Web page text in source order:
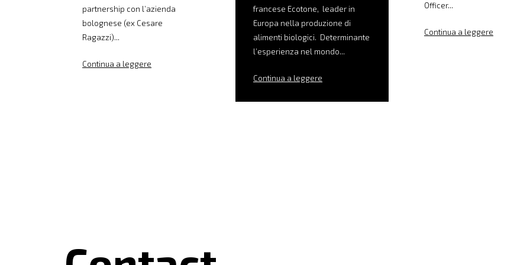
partnership con l’azienda
bolognese (ex Cesare
Ragazzi)...
Continua a leggere
francese Ecotone, leader in
Europa nella produzione di
alimenti biologici. Determinante
l’esperienza nel mondo...
Continua a leggere
Officer...
Continua a leggere